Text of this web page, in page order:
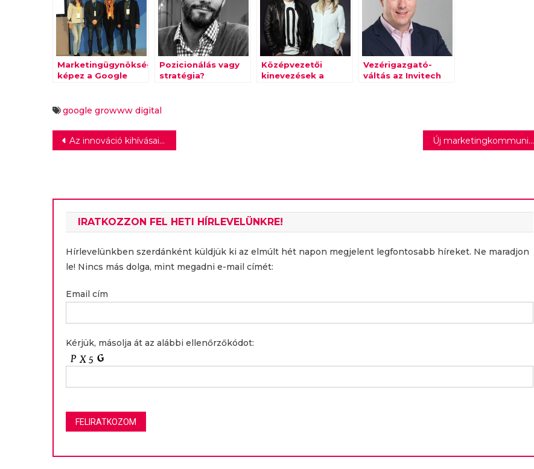
Marketingügynökségeket
képez a Google
Pozicionálás vagy
stratégia?
Középvezetői
kinevezések a
Vezérigazgató-
váltás az Invitech
google growww digital
Bejegyzés
Az innováció kihívásaival nézhetnek szembe a magyar joghallgatók Új marketingkommunikációs osztályvezető a Telekomnál
IRATKOZZON FEL HETI HÍRLEVELÜNKRE!
Hírlevelünkben szerdánként küldjük ki az elmúlt hét napon megjelent legfontosabb híreket. Ne maradjon
le! Nincs más dolga, mint megadni e-mail címét:
Email cím
Kérjük, másolja át az alábbi ellenőrzőkódot: